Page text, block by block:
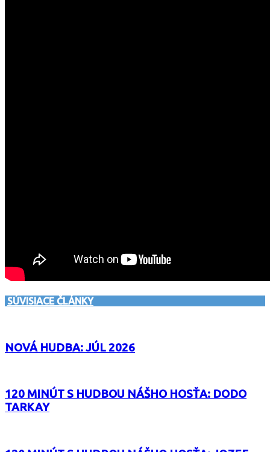
SÚVISIACE ČLÁNKY
NOVÁ HUDBA: JÚL 2026
120 MINÚT S HUDBOU NÁŠHO HOSŤA: DODO
TARKAY